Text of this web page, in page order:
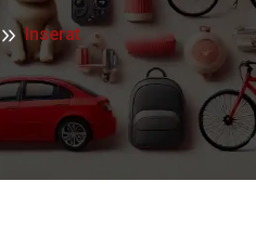
Inserat